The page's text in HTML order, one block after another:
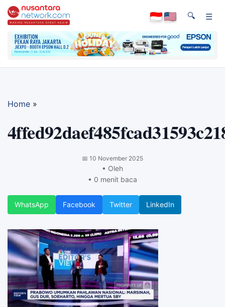
🔍 ☰
Home »
📅 10 November 2025
• Oleh
• 0 menit baca
WhatsApp Facebook Twitter LinkedIn